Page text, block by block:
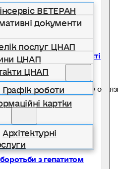
ВЕТЕРАН
документи
послуг ЦНАП
ЦНАП
ЦНАП
Графік роботи
картки
Архітектурні
Франківської області
в загальному обсязі
області складає понад…
з гепатитом